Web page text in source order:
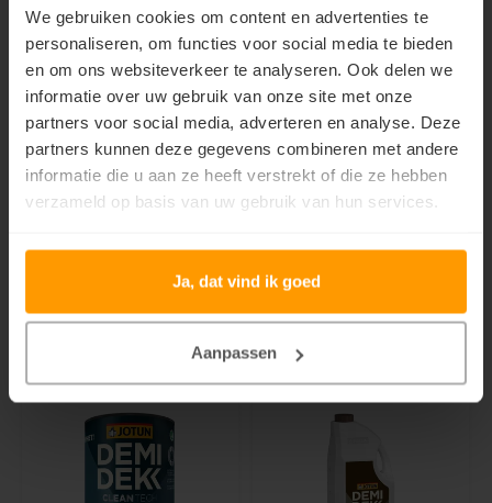
We gebruiken cookies om content en advertenties te
personaliseren, om functies voor social media te bieden
en om ons websiteverkeer te analyseren. Ook delen we
informatie over uw gebruik van onze site met onze
partners voor social media, adverteren en analyse. Deze
partners kunnen deze gegevens combineren met andere
informatie die u aan ze heeft verstrekt of die ze hebben
verzameld op basis van uw gebruik van hun services.
Ja, dat vind ik goed
Aanpassen
worden gemengd.
cementgebonden
plaatsmaterialen en
Jotun Trestjerner Gulvlakk
WB
Slijtvaste,
lak voor binnen die u
kunt u gebruiken voor het
grenen, vuren).
€40,35
Jotun Trestjerner
Betongolje
Transparante betonverf
transparant afwerken
van beton-
wordt gebruikt voor
betonnen oppervlakken,
poreuze plavuizen,
€85,90